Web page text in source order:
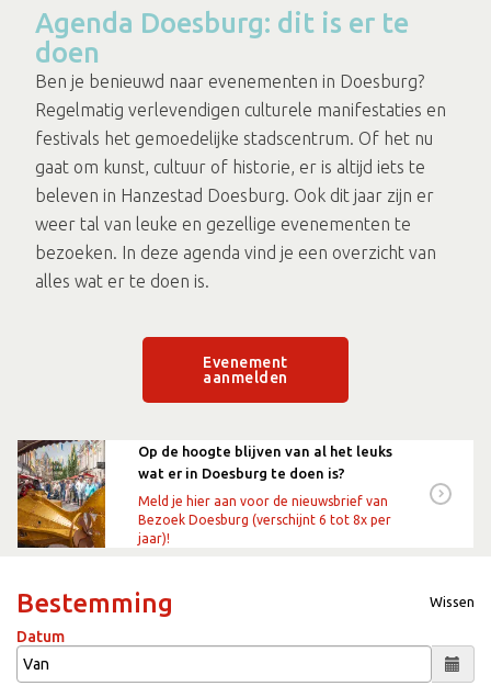
Agenda Doesburg: dit is er te
doen
Ben je benieuwd naar evenementen in Doesburg?
Regelmatig verlevendigen culturele manifestaties en
festivals het gemoedelijke stadscentrum. Of het nu
gaat om kunst, cultuur of historie, er is altijd iets te
beleven in Hanzestad Doesburg. Ook dit jaar zijn er
weer tal van leuke en gezellige evenementen te
bezoeken. In deze agenda vind je een overzicht van
alles wat er te doen is.
Evenement
aanmelden
Op de hoogte blijven van al het leuks
wat er in Doesburg te doen is?
Meld je hier aan voor de nieuwsbrief van
Bezoek Doesburg (verschijnt 6 tot 8x per
jaar)!
Bestemming Wissen
Datum